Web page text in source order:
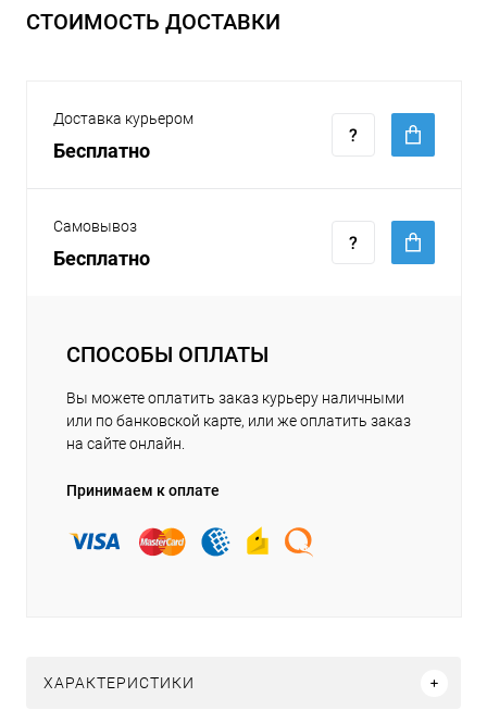
СТОИМОСТЬ ДОСТАВКИ
Доставка курьером
Бесплатно
Самовывоз
Бесплатно
СПОСОБЫ ОПЛАТЫ
Вы можете оплатить заказ курьеру наличными
или по банковской карте, или же оплатить заказ
на сайте онлайн.
Принимаем к оплате
ХАРАКТЕРИСТИКИ